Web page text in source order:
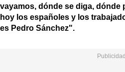
vayamos, dónde se diga,
hoy los españoles y los
es Pedro Sánchez".